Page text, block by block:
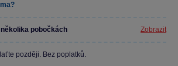
několika pobočkách Zobrazit
později. Bez poplatků.